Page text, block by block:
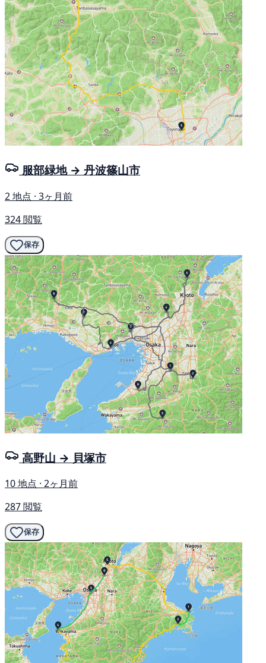
服部緑地 → 丹波篠山市
2 地点 · 3ヶ月前
324 閲覧
保存
高野山 → 貝塚市
10 地点 · 2ヶ月前
287 閲覧
保存